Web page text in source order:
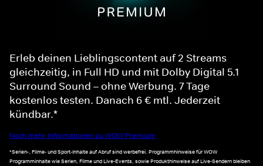
Erleb deinen Lieblingscontent auf 2 Streams
gleichzeitig, in Full HD und mit Dolby Digital 5.1
Surround Sound – ohne Werbung. 7 Tage
kostenlos testen. Danach 6 € mtl. Jederzeit
kündbar.*
Noch mehr Informationen zu WOW Premium
*Serien-, Filme- und Sport-Inhalte auf Abruf sind werbefrei. Programmhinweise für WOW
Programminhalte wie Serien, Filme und Live-Events, sowie Produkthinweise auf Live-Sendern bleiben